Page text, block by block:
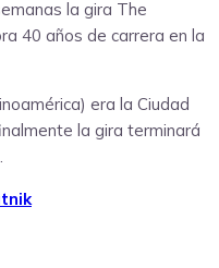
la gira The
40 años de carrera en la
era la Ciudad
la gira terminará